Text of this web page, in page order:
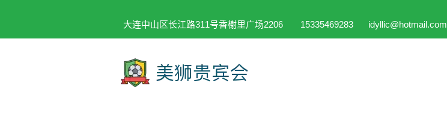
大连中山区长江路311号香榭里广场2206 15335469283 idyllic@hotmail.com